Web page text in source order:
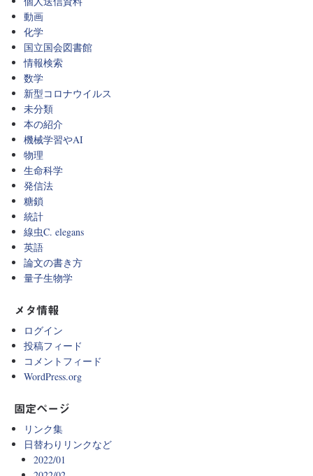
動画
化学
国立国会図書館
情報検索
数学
新型コロナウイルス
未分類
本の紹介
機械学習やAI
物理
生命科学
発信法
糖鎖
統計
線虫C. elegans
英語
論文の書き方
量子生物学
メタ情報
ログイン
投稿フィード
コメントフィード
WordPress.org
固定ページ
リンク集
日替わりリンクなど
2022/01